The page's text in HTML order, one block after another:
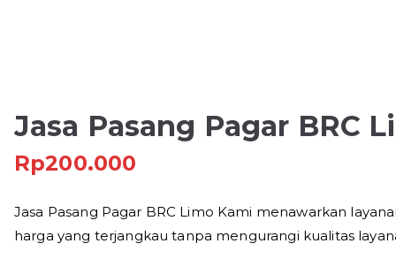
Jasa Pasang Pagar BRC
Rp200.000
Jasa Pasang Pagar BRC Limo Kami menawarkan
harga yang terjangkau tanpa mengurangi kualitas